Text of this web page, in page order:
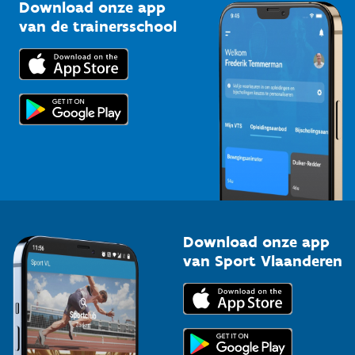
Bedrijven
Trainers en begeleiders
Topsporters
Downloads
Voor de pers
Download onze app
van de trainersschool
Download onze app
van Sport Vlaanderen